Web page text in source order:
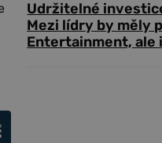
Udržitelné
Mezi lídry by měly
Entertainment, ale